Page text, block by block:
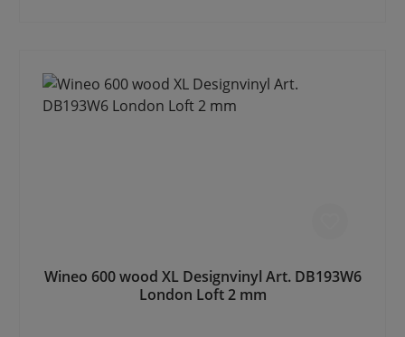
Wineo 600 wood XL Designvinyl Art. DB193W6
London Loft 2 mm